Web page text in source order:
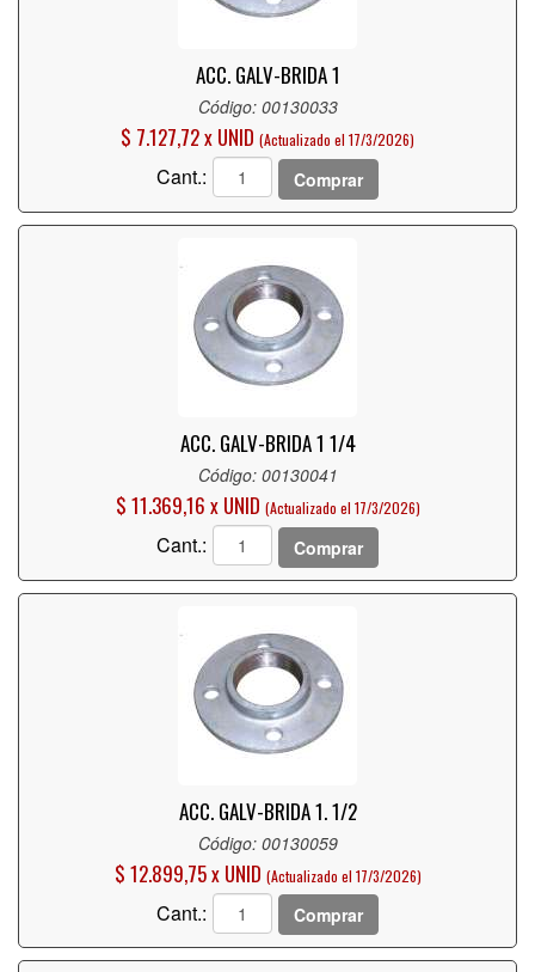
ACC. GALV-BRIDA 1
Código: 00130033
$ 7.127,72 x UNID (Actualizado el 17/3/2026)
Cant.: Comprar
ACC. GALV-BRIDA 1 1/4
Código: 00130041
$ 11.369,16 x UNID (Actualizado el 17/3/2026)
Cant.: Comprar
ACC. GALV-BRIDA 1. 1/2
Código: 00130059
$ 12.899,75 x UNID (Actualizado el 17/3/2026)
Cant.: Comprar